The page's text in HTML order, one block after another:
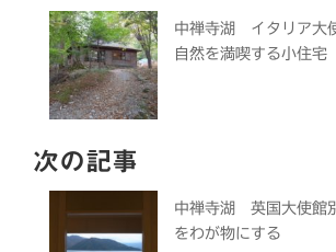
中禅寺湖 イタリア
自然を満喫する小住宅
次の記事
中禅寺湖 英国大使
をわが物にする